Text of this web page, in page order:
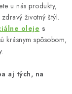
u nás produkty,
životný štýl.
oleje s
krásnym spôsobom,
aj tých, na